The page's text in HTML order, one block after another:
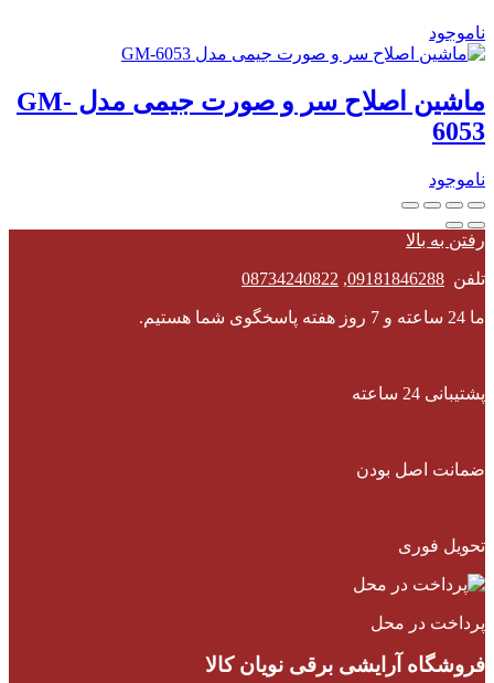
ناموجود
ماشین اصلاح سر و صورت جیمی مدل GM-
6053
ناموجود
رفتن به بالا
تلفن 09181846288
,
08734240822
ما 24 ساعته و 7 روز هفته پاسخگوی شما هستیم.
پشتیبانی 24 ساعته
ضمانت اصل بودن
تحویل فوری
پرداخت در محل
فروشگاه آرایشی برقی نویان کالا